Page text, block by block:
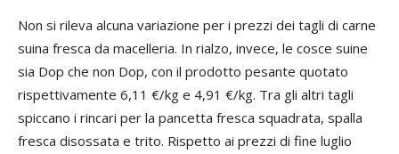
Non si rileva alcuna variazione per i prezzi dei tagli di carne
suina fresca da macelleria. In rialzo, invece, le cosce suine
sia Dop che non Dop, con il prodotto pesante quotato
rispettivamente 6,11 €/kg e 4,91 €/kg. Tra gli altri tagli
spiccano i rincari per la pancetta fresca squadrata, spalla
fresca disossata e trito. Rispetto ai prezzi di fine luglio